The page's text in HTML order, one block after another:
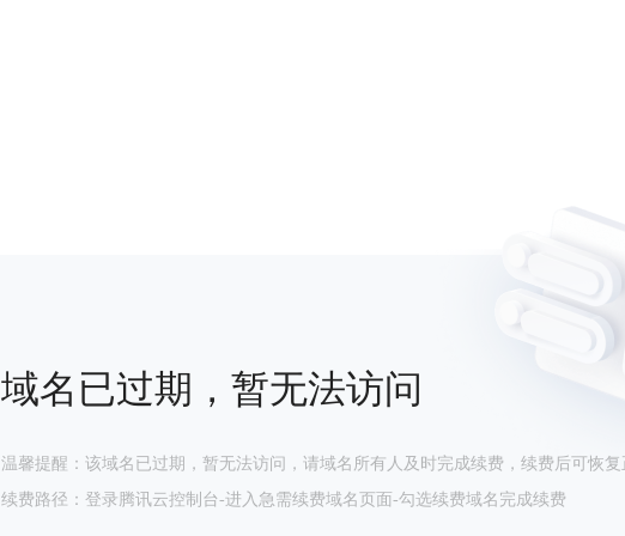
域名已过期，暂无法访问
温馨提醒：该域名已过期，暂无法访问，请域名所有人及时完成续费，续费后可恢复
续费路径：登录腾讯云控制台-进入急需续费域名页面-勾选续费域名完成续费